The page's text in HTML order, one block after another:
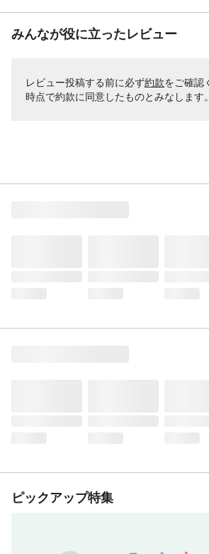
みんなが役に立ったレビュー
レビュー投稿する前に必ず約款をご確認
時点で約款に同意したものとみなします。
ピックアップ特集